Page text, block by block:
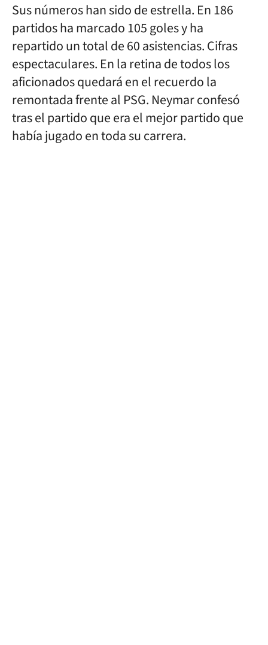
Sus números han sido de estrella. En 186
partidos ha marcado 105 goles y ha
repartido un total de 60 asistencias. Cifras
espectaculares. En la retina de todos los
aficionados quedará en el recuerdo la
remontada frente al PSG. Neymar confesó
tras el partido que era el mejor partido que
había jugado en toda su carrera.